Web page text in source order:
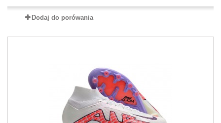
Dodaj do porówania